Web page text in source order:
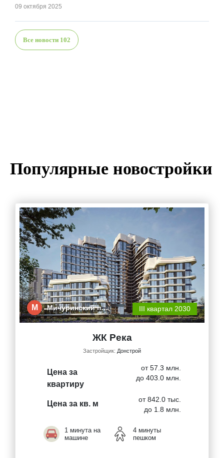
09 октября 2025
Все новости 102
Популярные новостройки
М Мичуринский п… III квартал 2030
ЖК Река
Застройщик: Донстрой
Цена за
квартиру
от 57.3 млн.
до 403.0 млн.
Цена за кв. м
от 842.0 тыс.
до 1.8 млн.
1 минута на
машине
4 минуты
пешком